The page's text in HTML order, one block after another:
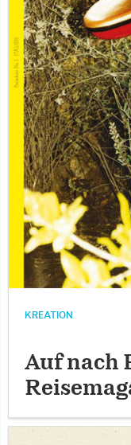
KREATION
Auf nach